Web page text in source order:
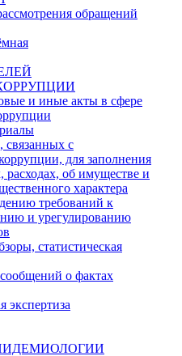
обращений
и иные акты в сфере
с
для заполнения
расходах, об имуществе и
характера
требований к
и урегулированию
статистическая
о фактах
экспертиза